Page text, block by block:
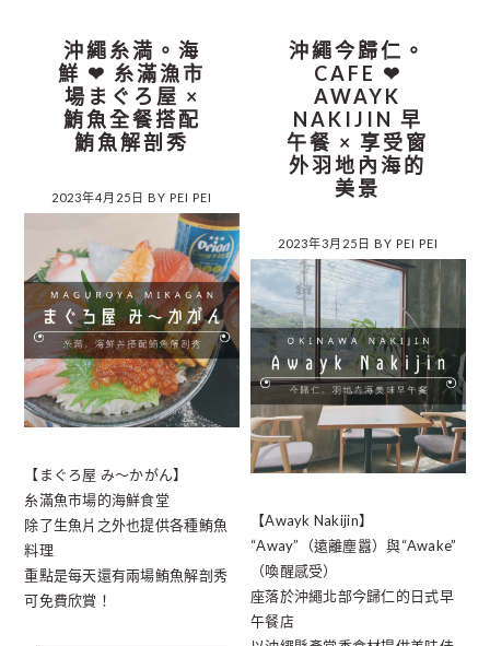
沖繩糸満。海
鮮 ❤︎ 糸滿漁市
場まぐろ屋 ×
鮪魚全餐搭配
鮪魚解剖秀
2023年4月25日 BY PEI PEI
【まぐろ屋 み〜かがん】
糸滿魚市場的海鮮食堂
除了生魚片之外也提供各種鮪魚
料理
重點是每天還有兩場鮪魚解剖秀
可免費欣賞！
沖繩今歸仁。
CAFE ❤︎
AWAYK
NAKIJIN 早
午餐 × 享受窗
外羽地內海的
美景
2023年3月25日 BY PEI PEI
【Awayk Nakijin】
“Away”（遠離塵囂）與“Awake”
（喚醒感受）
座落於沖繩北部今歸仁的日式早
午餐店